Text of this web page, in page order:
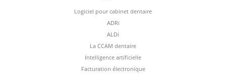
Logiciel pour cabinet dentaire
ADRi
ALDi
La CCAM dentaire
Intelligence artificielle
Facturation électronique